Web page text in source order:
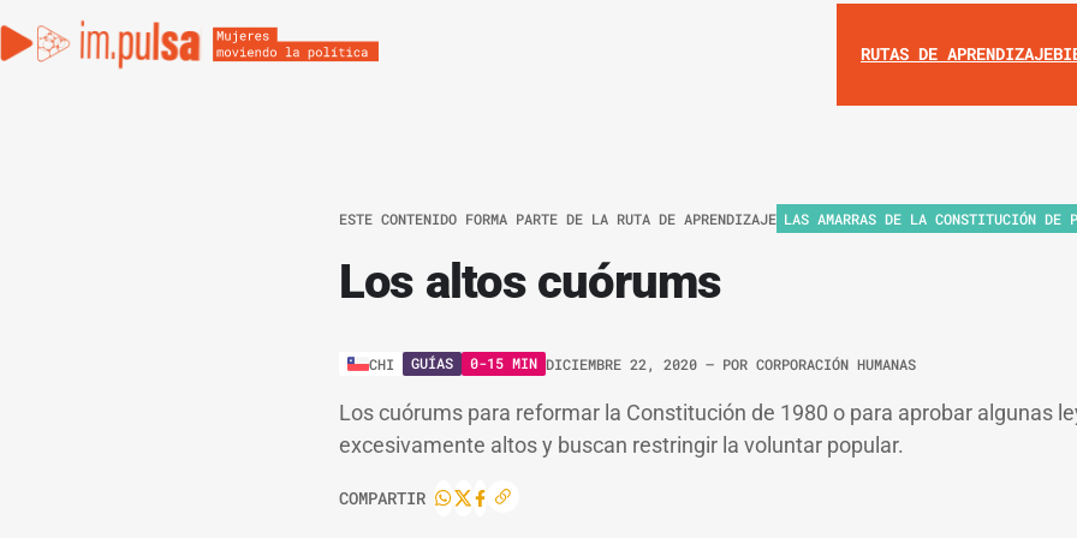
RUTAS DE APRENDIZAJE
ESTE CONTENIDO FORMA PARTE DE LA RUTA DE APRENDIZAJE LAS AMARRAS DE LA CONSTITUCIÓN DE
Los altos cuórums
CHI GUÍAS 0-15 MIN DICIEMBRE 22, 2020 – POR CORPORACIÓN HUMANAS
Los cuórums para reformar la Constitución de 1980 o para aprobar algunas
excesivamente altos y buscan restringir la voluntar popular.
COMPARTIR